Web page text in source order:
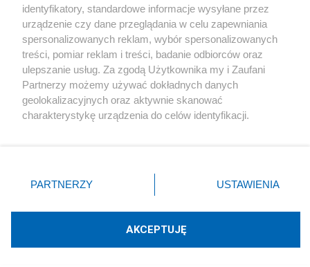
Kultura
X Facebook Instagram Youtube
Technologię dostarcza:W3media.pl
identyfikatory, standardowe informacje wysyłane przez
urządzenie czy dane przeglądania w celu zapewniania
spersonalizowanych reklam, wybór spersonalizowanych
treści, pomiar reklam i treści, badanie odbiorców oraz
ulepszanie usług. Za zgodą Użytkownika my i Zaufani
Partnerzy możemy używać dokładnych danych
geolokalizacyjnych oraz aktywnie skanować
charakterystykę urządzenia do celów identyfikacji.
zmienić/wycofać klikając przycisk ustawień prywatności
znajdujący się w lewym dolnym rogu strony
rodzaje przetwarzania danych nie wymagają zgody
użytkownika, ale masz prawo sprzeciwić się takiemu
PARTNERZY USTAWIENIA
AKCEPTUJĘ